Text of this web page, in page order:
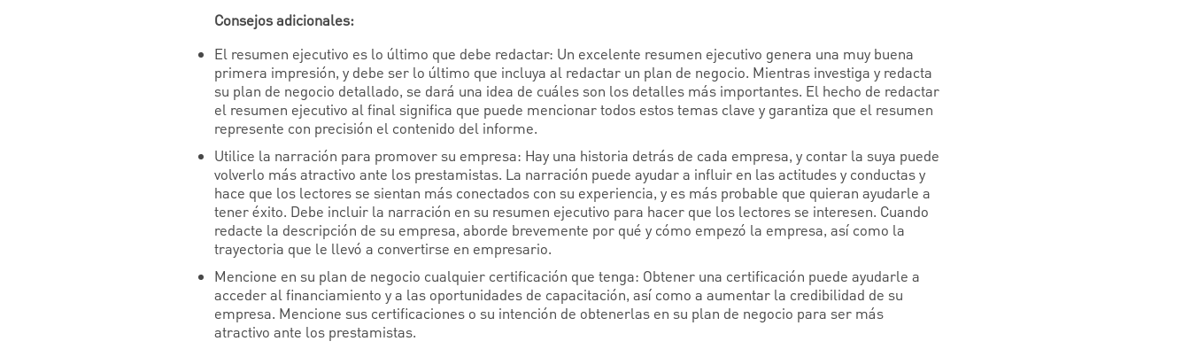
Consejos adicionales:
El resumen ejecutivo es lo último que debe redactar: Un excelente resumen ejecutivo genera una muy buena
primera impresión, y debe ser lo último que incluya al redactar un plan de negocio. Mientras investiga y redacta
su plan de negocio detallado, se dará una idea de cuáles son los detalles más importantes. El hecho de redactar
el resumen ejecutivo al final significa que puede mencionar todos estos temas clave y garantiza que el resumen
represente con precisión el contenido del informe.
Utilice la narración para promover su empresa: Hay una historia detrás de cada empresa, y contar la suya puede
volverlo más atractivo ante los prestamistas. La narración puede ayudar a influir en las actitudes y conductas y
hace que los lectores se sientan más conectados con su experiencia, y es más probable que quieran ayudarle a
tener éxito. Debe incluir la narración en su resumen ejecutivo para hacer que los lectores se interesen. Cuando
redacte la descripción de su empresa, aborde brevemente por qué y cómo empezó la empresa, así como la
trayectoria que le llevó a convertirse en empresario.
Mencione en su plan de negocio cualquier certificación que tenga: Obtener una certificación puede ayudarle a
acceder al financiamiento y a las oportunidades de capacitación, así como a aumentar la credibilidad de su
empresa. Mencione sus certificaciones o su intención de obtenerlas en su plan de negocio para ser más
atractivo ante los prestamistas.